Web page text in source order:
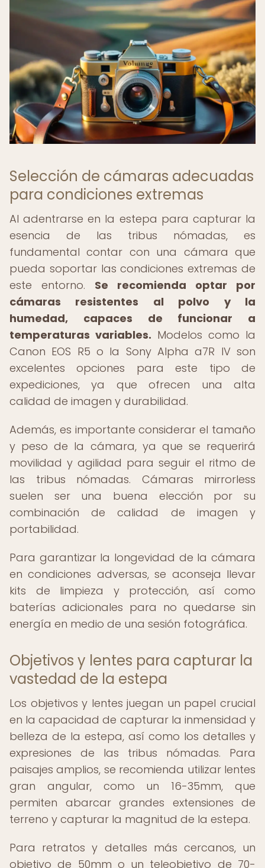
Selección de cámaras adecuadas
para condiciones extremas
Al adentrarse en la estepa para capturar la
esencia de las tribus nómadas, es
fundamental contar con una cámara que
pueda soportar las condiciones extremas de
este entorno. Se recomienda optar por
cámaras resistentes al polvo y la
humedad, capaces de funcionar a
temperaturas variables. Modelos como la
Canon EOS R5 o la Sony Alpha a7R IV son
excelentes opciones para este tipo de
expediciones, ya que ofrecen una alta
calidad de imagen y durabilidad.
Además, es importante considerar el tamaño
y peso de la cámara, ya que se requerirá
movilidad y agilidad para seguir el ritmo de
las tribus nómadas. Cámaras mirrorless
suelen ser una buena elección por su
combinación de calidad de imagen y
portabilidad.
Para garantizar la longevidad de la cámara
en condiciones adversas, se aconseja llevar
kits de limpieza y protección, así como
baterías adicionales para no quedarse sin
energía en medio de una sesión fotográfica.
Objetivos y lentes para capturar la
vastedad de la estepa
Los objetivos y lentes juegan un papel crucial
en la capacidad de capturar la inmensidad y
belleza de la estepa, así como los detalles y
expresiones de las tribus nómadas. Para
paisajes amplios, se recomienda utilizar lentes
gran angular, como un 16-35mm, que
permiten abarcar grandes extensiones de
terreno y capturar la magnitud de la estepa.
Para retratos y detalles más cercanos, un
objetivo de 50mm o un teleobjetivo de 70-